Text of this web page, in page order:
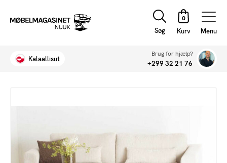
Søg Menu
Kalaallisut
Brug for hjælp?
+299 32 21 76